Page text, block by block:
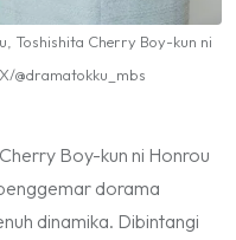
Toshishita Cherry Boy-kun ni
@dramatokku_mbs
Boy-kun ni Honrou
dorama
dinamika. Dibintangi